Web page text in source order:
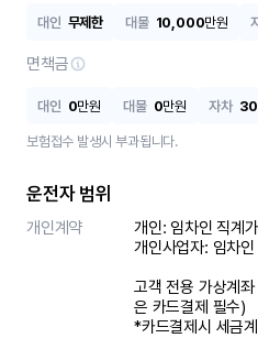
대인 무제한 대물 10,000만원
면책금
대인 0만원 대물 0만원 자차 30
보험접수 발생시 부과됩니다.
운전자 범위
개인계약
개인: 임차인 직계
개인사업자: 임차
고객 전용 가상계
은 카드결제 필수)
*카드결제시 세금